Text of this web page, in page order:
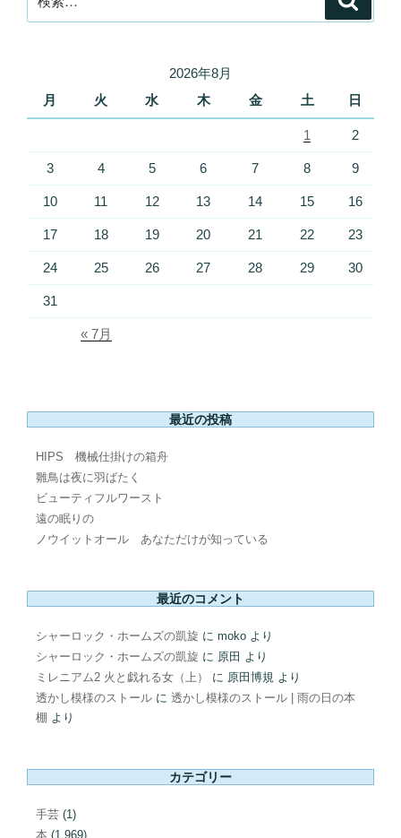
索:
2026年8月
月
火 水 木 金 土 日
1 2
3 4 5 6 7 8 9
10 11 12 13 14 15 16
17 18 19 20 21 22 23
24 25 26 27 28 29 30
31
« 7月
最近の投稿
HIPS 機械仕掛けの箱舟
雛鳥は夜に羽ばたく
ビューティフルワースト
遠の眠りの
ノウイットオール あなただけが知っている
最近のコメント
シャーロック・ホームズの凱旋 に moko より
シャーロック・ホームズの凱旋 に 原田 より
ミレニアム2 火と戯れる女（上）
に 原田博規 より
透かし模様のストール に 透かし模様のストール | 雨の日の本
棚 より
カテゴリー
手芸 (1)
本 (1,969)